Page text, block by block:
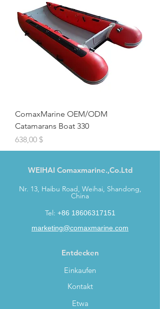
ComaxMarine OEM/ODM
Catamarans Boat 330
Preis
638,00 $
WEIHAI Comaxmarine.,Co.Ltd
Nr. 13, Haibu Road, Weihai, Shandong,
China
Tel: +86 18606317151
marketing@comaxmarine.com
Entdecken
Einkaufen
Kontakt
Etwa